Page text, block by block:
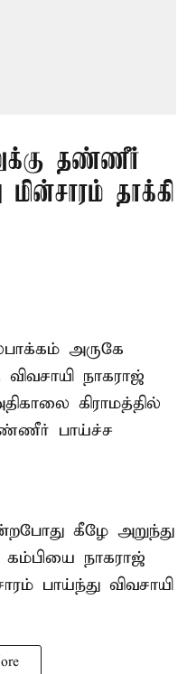
தண்ணீர்
தாக்கி
அருகே
நாகராஜ்
கிராமத்தில்
பாய்ச்ச
கீழே அறுந்து
நாகராஜ்
பாய்ந்து விவசாயி